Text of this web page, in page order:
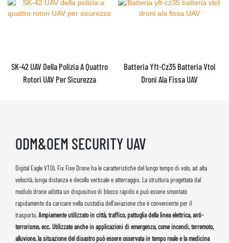
SK-42 UAV Della Polizia A Quattro
Rotori UAV Per Sicurezza
Batteria Yft-Cz35 Batteria Vtol
Droni Ala Fissa UAV
ODM&OEM SECURITY UAV
Digital Eagle VTOL Fix Fixe Drone ha le caratteristiche del lungo tempo di volo, ad alta
velocità, lunga distanza e decollo verticale e atterraggio. La struttura progettata dal
modulo drone adotta un dispositivo di blocco rapido e può essere smontato
rapidamente da caricare nella custodia dell'aviazione che è conveniente per il
trasporto,Ampiamente utilizzato in città, traffico, pattuglia della linea elettrica, anti-
terrorismo, ecc. Utilizzate anche in applicazioni di emergenza, come incendi, terremoto,
alluvione, la situazione del disastro può essere osservata in tempo reale e la medicina